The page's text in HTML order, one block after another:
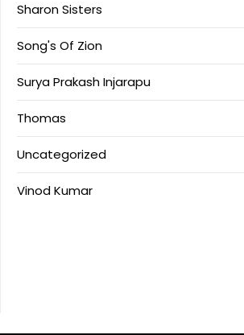
Sharon Sisters
Song's Of Zion
Surya Prakash Injarapu
Thomas
Uncategorized
Vinod Kumar